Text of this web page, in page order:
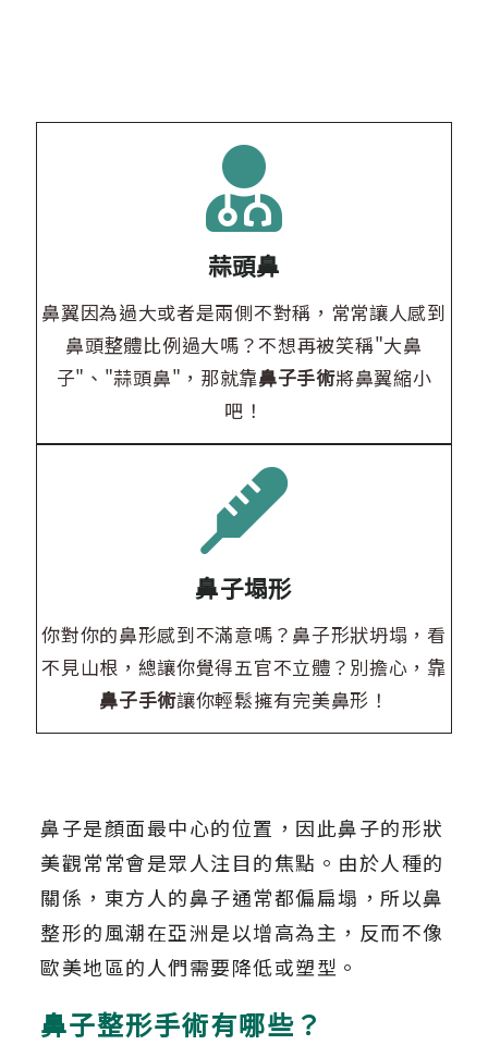
蒜頭鼻
鼻翼因為過大或者是兩側不對稱，常常讓人感到
鼻頭整體比例過大嗎？不想再被笑稱"大鼻
子"、"蒜頭鼻"，那就靠鼻子手術將鼻翼縮小
吧！
鼻子塌形
你對你的鼻形感到不滿意嗎？鼻子形狀坍塌，看
不見山根，總讓你覺得五官不立體？別擔心，靠
鼻子手術讓你輕鬆擁有完美鼻形！
鼻子是顏面最中心的位置，因此鼻子的形狀
美觀常常會是眾人注目的焦點。由於人種的
關係，東方人的鼻子通常都偏扁塌，所以鼻
整形的風潮在亞洲是以增高為主，反而不像
歐美地區的人們需要降低或塑型。
鼻子整形手術有哪些？